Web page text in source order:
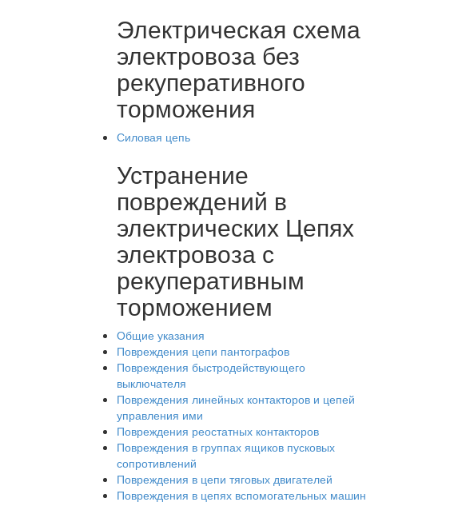
Электрическая схема
электровоза без
рекуперативного
торможения
Силовая цепь
Устранение
повреждений в
электрических Цепях
электровоза с
рекуперативным
торможением
Общие указания
Повреждения цепи пантографов
Повреждения быстродействующего
выключателя
Повреждения линейных контакторов и цепей
управления ими
Повреждения реостатных контакторов
Повреждения в группах ящиков пусковых
сопротивлений
Повреждения в цепи тяговых двигателей
Повреждения в цепях вспомогательных машин